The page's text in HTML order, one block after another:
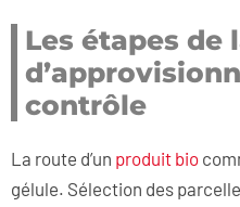
Les étapes de
contrôle
La route d’un produit bio
gélule. Sélection des